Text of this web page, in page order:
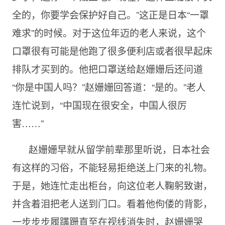
全的，你要学会保护好自己。”这正是日本“一罩
难求”的时候。对于这位年迈的老人来说，这个
口罩很有可能是他跑了很多便利店或者很早起床
排队才买到的。他把口罩送给赵姗姗后还问道
“你是中国人吗？”赵姗姗回答道：“是的。”老人
连忙说到，“中国现在很安全，中国人很厉
害……”
赵姗姗早就从留学前辈那里听说，日本社会
有这样的习俗，不能轻易拒绝送上门来的礼物。
于是，她连忙走出柜台，向这位老人鞠躬致谢，
并含着泪把老人送到门口。看着他佝偻的背影，
一步步步履蹒跚直至在视线消失时，赵姗姗哭